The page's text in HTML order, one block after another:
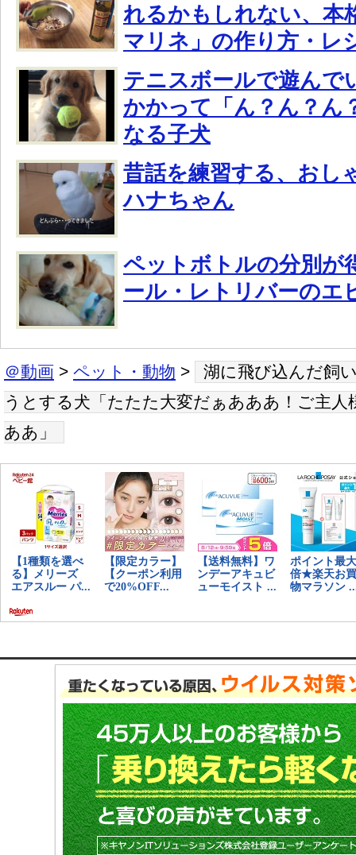
れるかもしれない、本
マリネ」の作り方・レ
テニスボールで遊んで
かかって「ん？ん？ん
なる子犬
昔話を練習する、おし
ハナちゃん
ペットボトルの分別が
ール・レトリバーのエ
＠動画 > ペット・動物 >
湖に飛び込んだ飼
うとする犬「たたた大変だぁあああ！ご主
ああ」